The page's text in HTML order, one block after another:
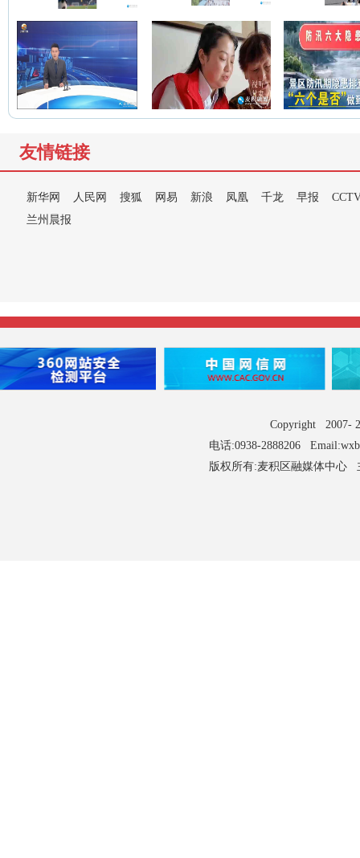
友情链接
新华网 人民网 搜狐 网易 新浪 凤凰 千龙 早报
兰州晨报
Copyright 2007-
电话:0938-2888206
版权所有:麦积区融媒体中心